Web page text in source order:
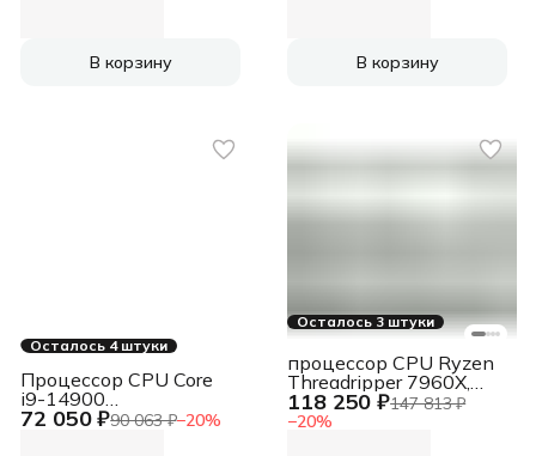
В корзину В корзину
Осталось 4 штуки
72 050 ₽90 063 ₽−20%
Процессор CPU Core
i9-14900
(2GHz/36MB/24 cores)
Осталось 3 штуки
118 250 ₽147 813 ₽
−20%
процессор CPU Ryzen
Threadripper 7960X,
24/48, 4.2-5.3GHz,
1.5MB/24MB/128MB,